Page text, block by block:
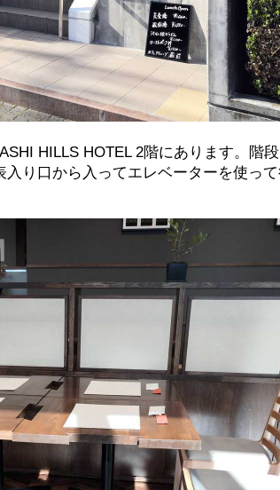
HILLS HOTEL 2階にあります。階
り口から入ってエレベーターを使っ